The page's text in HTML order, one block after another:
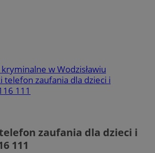
w Wodzisławiu
telefon zaufania dla dzieci i
111
zaufania dla dzieci i
111